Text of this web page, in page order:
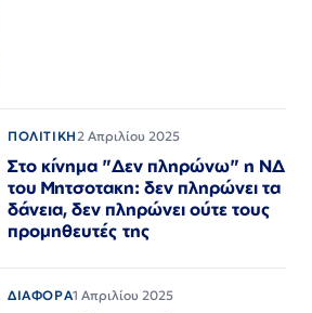
ΠΟΛΙΤΙΚΗ2 Απριλίου 2025
Στο κίνημα "Δεν πληρώνω" η ΝΔ
του Μητσοτακη: δεν πληρώνει τα
δάνεια, δεν πληρώνει ούτε τους
προμηθευτές της
ΔΙΑΦΟΡΑ1 Απριλίου 2025